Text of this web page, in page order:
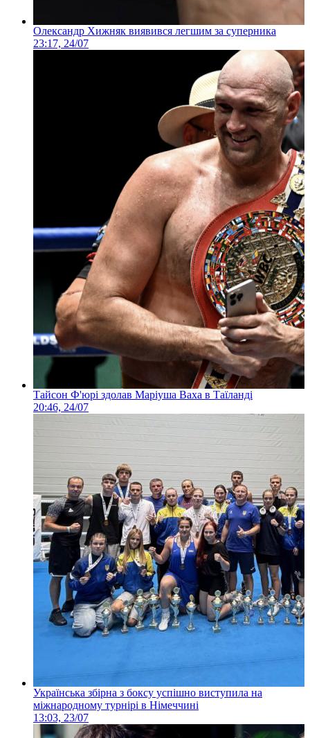
Олександр Хижняк виявився легшим за суперника
23:17, 24/07
Тайсон Ф'юрі здолав Маріуша Ваха в Таїланді
20:46, 24/07
Українська збірна з боксу успішно виступила на
міжнародному турнірі в Німеччині
13:03, 23/07